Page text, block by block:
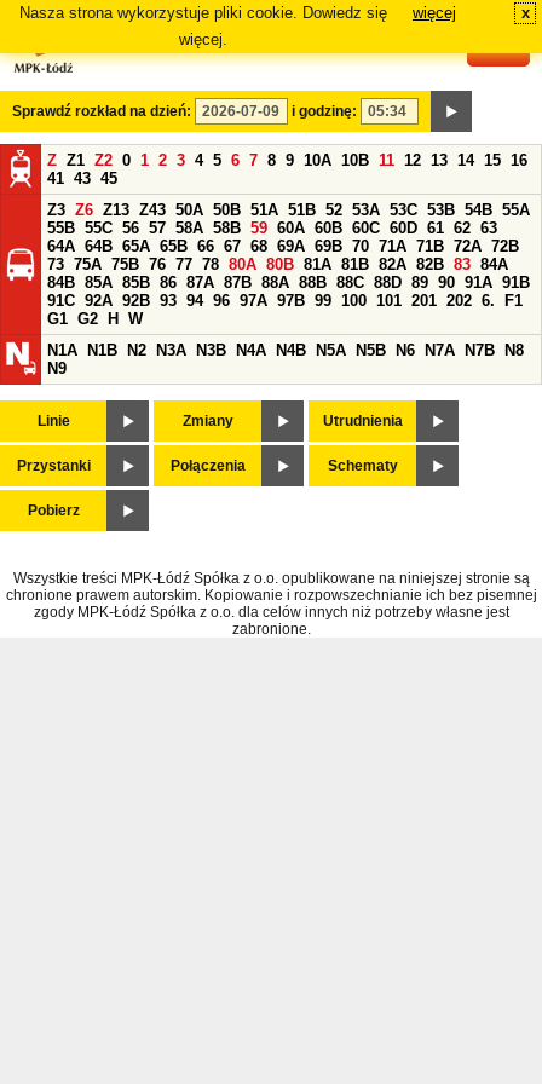
Nasza strona wykorzystuje pliki cookie. Dowiedz się
więcej.
więcej x
Sprawdź rozkład na dzień: i godzinę:
Z Z1 Z2 0 1 2 3 4 5 6 7 8 9 10A 10B 11 12 13 14 15 16
41 43 45
Z3 Z6 Z13 Z43 50A 50B 51A 51B 52 53A 53C 53B 54B 55A
55B 55C 56 57 58A 58B 59 60A 60B 60C 60D 61 62 63
64A 64B 65A 65B 66 67 68 69A 69B 70 71A 71B 72A 72B
73 75A 75B 76 77 78 80A 80B 81A 81B 82A 82B 83 84A
84B 85A 85B 86 87A 87B 88A 88B 88C 88D 89 90 91A 91B
91C 92A 92B 93 94 96 97A 97B 99 100 101 201 202 6.
F1
G1 G2 H
W
N1A
N1B N2 N3A N3B N4A N4B N5A N5B N6 N7A N7B
N8
N9
Linie Zmiany Utrudnienia
Przystanki Połączenia Schematy
Pobierz
Wszystkie treści MPK-Łódź Spółka z o.o. opublikowane na niniejszej stronie są
chronione prawem autorskim. Kopiowanie i rozpowszechnianie ich bez pisemnej
zgody MPK-Łódź Spółka z o.o. dla celów innych niż potrzeby własne jest
zabronione.